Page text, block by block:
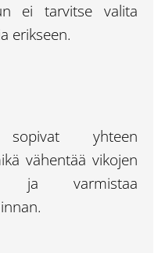
ei tarvitse valita
erikseen.
sopivat yhteen
vähentää vikojen
ja varmistaa